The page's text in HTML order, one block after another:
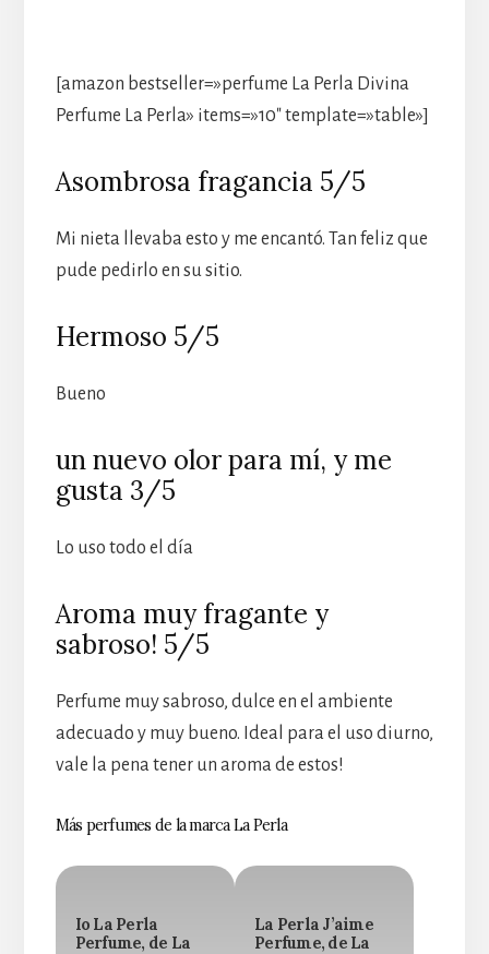
[amazon bestseller=»perfume La Perla Divina
Perfume La Perla» items=»10″ template=»table»]
Asombrosa fragancia 5/5
Mi nieta llevaba esto y me encantó. Tan feliz que
pude pedirlo en su sitio.
Hermoso 5/5
Bueno
un nuevo olor para mí, y me
gusta 3/5
Lo uso todo el día
Aroma muy fragante y
sabroso! 5/5
Perfume muy sabroso, dulce en el ambiente
adecuado y muy bueno. Ideal para el uso diurno,
vale la pena tener un aroma de estos!
Más perfumes de la marca La Perla
Io La Perla
Perfume, de La
La Perla J’aime
Perfume, de La